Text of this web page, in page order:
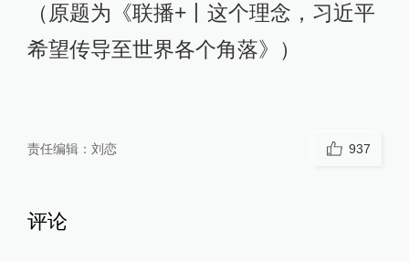
（原题为《联播+丨这个理念，习近平
希望传导至世界各个角落》）
责任编辑： 刘恋 937
评论